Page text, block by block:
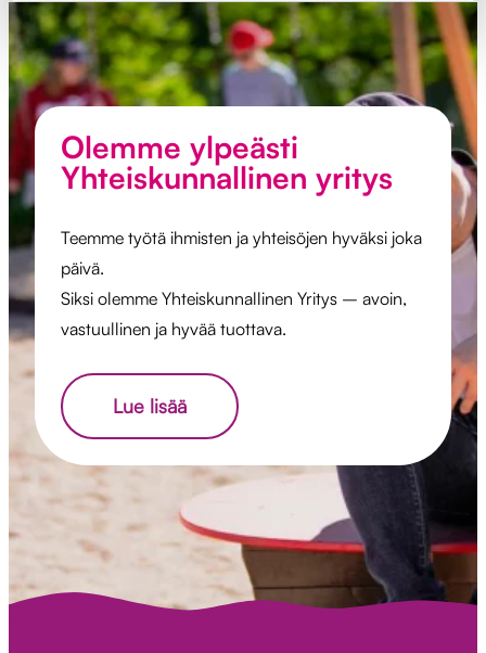
Olemme ylpeästi
Yhteiskunnallinen yritys
Teemme työtä ihmisten ja yhteisöjen hyväksi joka
päivä.
Siksi olemme Yhteiskunnallinen Yritys – avoin,
vastuullinen ja hyvää tuottava.
Lue lisää